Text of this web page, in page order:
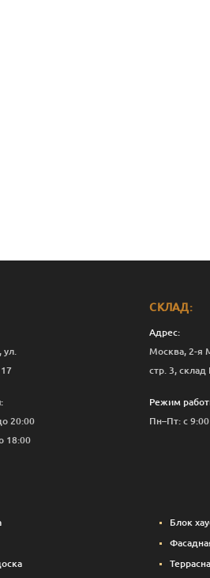
ул.
20:00
18:00
СКЛАД:
Адрес:
Москва, 2-я
стр. 3,
Режим
Пн–Пт: с
Блок